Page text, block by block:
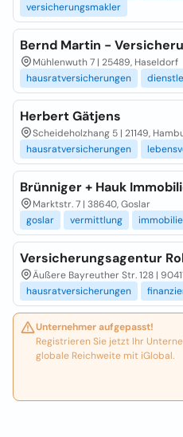
versicherungsmakler
Bernd Martin -
Mühlenwuth 7 | 25489, Haseldorf
hausratversicherungen
Herbert Gätjens
Scheideholzhang 5 | 21149,
hausratversicherungen
Brünniger + Hauk
Marktstr. 7 | 38640, Goslar
goslar
vermittlung
Versicherungsagentur
Äußere Bayreuther Str. 128 |
hausratversicherungen
Unternehmer aufgepasst!
Registrieren Sie jetzt Ihr
globale Reichweite mit iGlobal.